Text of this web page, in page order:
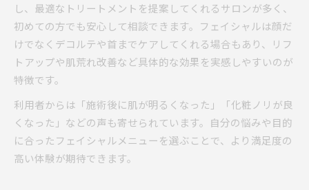
し、最適なトリートメントを提案してくれるサロンが多く、
初めての方でも安心して相談できます。フェイシャルは顔だ
けでなくデコルテや首までケアしてくれる場合もあり、リフ
トアップや肌荒れ改善など具体的な効果を実感しやすいのが
特徴です。
利用者からは「施術後に肌が明るくなった」「化粧ノリが良
くなった」などの声も寄せられています。自分の悩みや目的
に合ったフェイシャルメニューを選ぶことで、より満足度の
高い体験が期待できます。